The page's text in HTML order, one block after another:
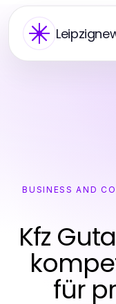
BUSINESS AND
Kfz
für